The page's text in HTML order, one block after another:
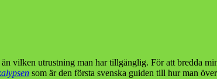
vilken utrustning man har tillgänglig. För att bredda
som är den första svenska guiden till hur man